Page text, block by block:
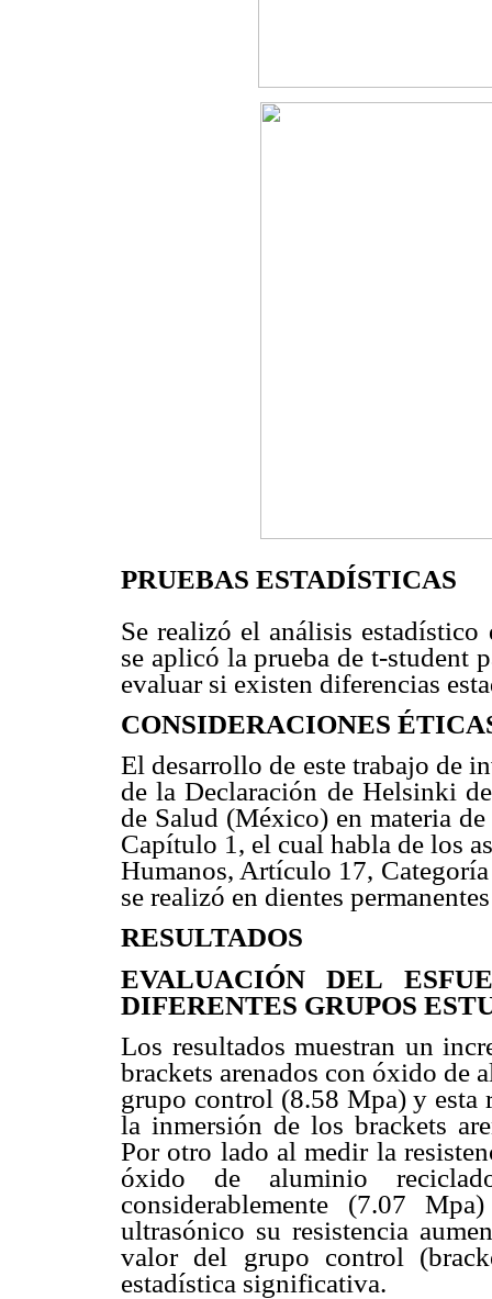
PRUEBAS ESTADÍSTICAS
Se realizó el análisis
se aplicó la prueba de t-student
evaluar si existen diferencias
CONSIDERACIONES
El desarrollo de este trabajo de
de la Declaración de Helsinki
de Salud (México) en materia
Capítulo 1, el cual habla de los
Humanos, Artículo 17,
se realizó en dientes
RESULTADOS
EVALUACIÓN DEL
DIFERENTES GRUPOS
Los resultados muestran un
brackets arenados con óxido de
grupo control (8.58 Mpa) y esta
la inmersión de los brackets
Por otro lado al medir la
óxido de aluminio
considerablemente (7.07
ultrasónico su resistencia
valor del grupo control
estadística significativa.